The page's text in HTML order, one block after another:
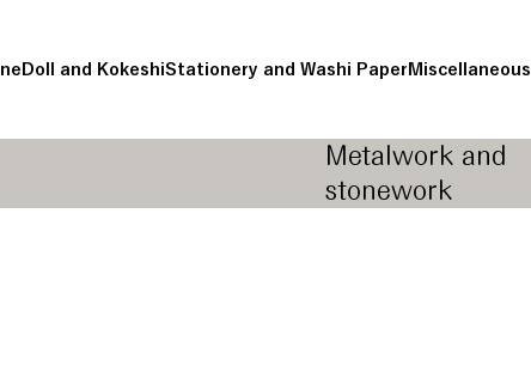
Doll and KokeshiStationery and Washi PaperMiscellaneous
Metalwork and
stonework